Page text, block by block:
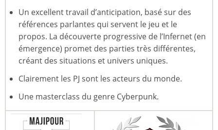
Un excellent travail d’anticipation, basé sur des
références parlantes qui servent le jeu et le
propos. La découverte progressive de l’Infernet (en
émergence) promet des parties très différentes,
créant des situations et univers uniques.
Clairement les PJ sont les acteurs du monde.
Une masterclass du genre Cyberpunk.